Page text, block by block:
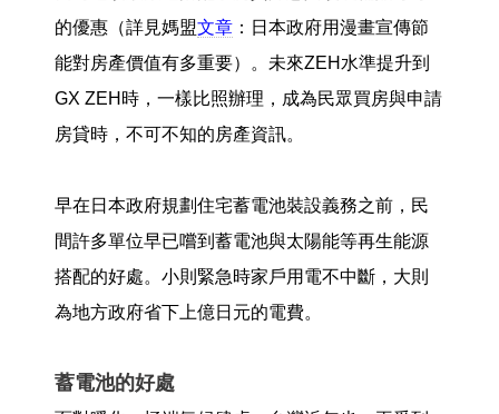
的優惠（詳見媽盟文章：日本政府用漫畫宣傳節
能對房產價值有多重要）。未來ZEH水準提升到
GX ZEH時，一樣比照辦理，成為民眾買房與申請
房貸時，不可不知的房產資訊。
早在日本政府規劃住宅蓄電池裝設義務之前，民
間許多單位早已嚐到蓄電池與太陽能等再生能源
搭配的好處。小則緊急時家戶用電不中斷，大則
為地方政府省下上億日元的電費。
蓄電池的好處